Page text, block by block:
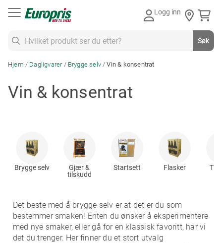
Logg inn
Søk
Hjem Dagligvarer Brygge selv Vin & konsentrat
Vin & konsentrat
Brygge selv
Gjær &
tilskudd
Startsett Flasker
Det beste med å brygge selv er at det er du som
bestemmer smaken! Enten du ønsker å eksperimentere
med nye smaker, eller gå for en klassisk favoritt, har vi
det du trenger. Her finner du et stort utvalg